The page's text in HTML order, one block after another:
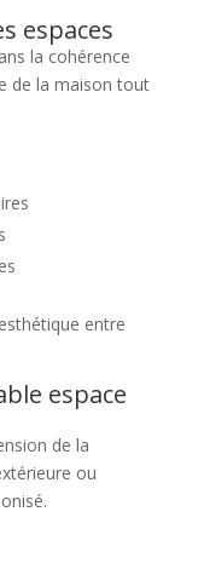
espaces
la cohérence
de la maison tout
entre
espace
de la
ou